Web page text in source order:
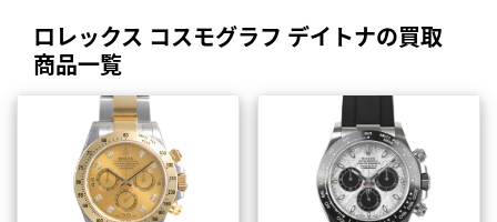
ロレックス コスモグラフ デイトナの買取
商品一覧